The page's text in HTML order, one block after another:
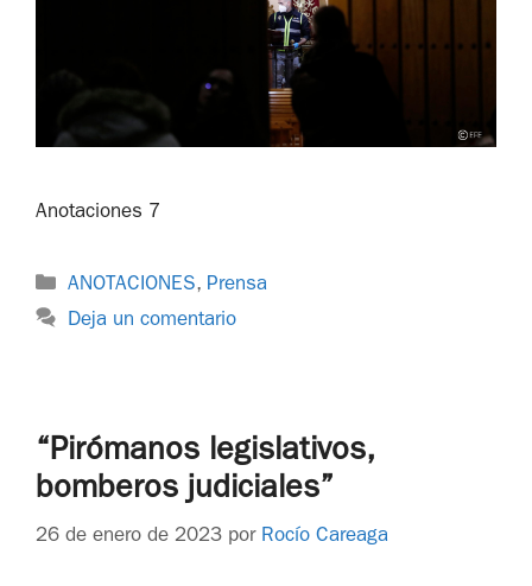
Anotaciones 7
ANOTACIONES, Prensa
Deja un comentario
“Pirómanos legislativos,
bomberos judiciales”
26 de enero de 2023 por Rocío Careaga